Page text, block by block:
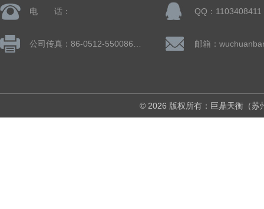
电 话： QQ：1103408411
© 2026 版权所有：巨鼎天衡（